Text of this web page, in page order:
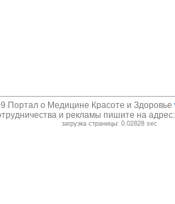
Портал о Медицине Красоте и Здоровье
и рекламы пишите на
загрузка страницы: 0.02828 sec